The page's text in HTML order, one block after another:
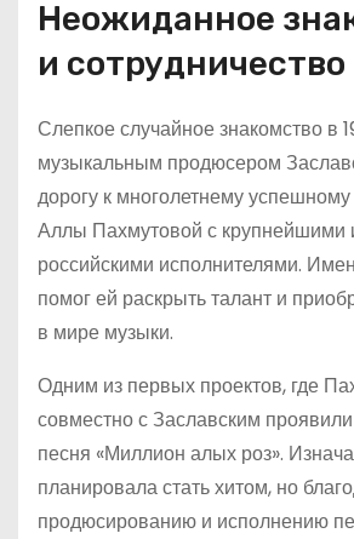
Неожиданное
и сотрудничество
Слепкое случайное знакомство в
музыкальным продюсером
дорогу к многолетнему успешному
Аллы Пахмутовой с крупнейшими
российскими исполнителями.
помог ей раскрыть талант и
в мире музыки.
Одним из первых проектов, где
совместно с Заславским
песня «Миллион алых роз».
планировала стать хитом, но
продюсированию и исполнению